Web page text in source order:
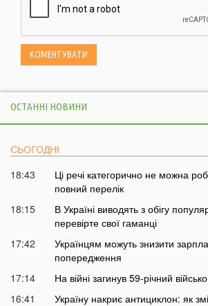
ОСТАННІ НОВИНИ
СЬОГОДНІ
18:43
Ці речі категорично не можна
повний перелік
18:15
В Україні виводять з обігу
перевірте свої гаманці
17:42
Українцям можуть знизити
попередження
17:14
На війні загинув 59-річний
16:41
Україну накриє антициклон: як